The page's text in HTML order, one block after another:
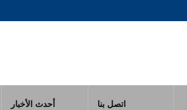
أحدث الأخبار اتصل بنا